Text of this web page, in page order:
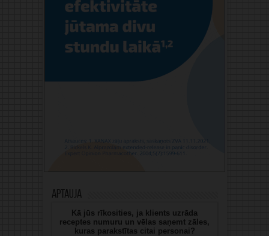
Aptauja
Kā jūs rīkosities, ja klients uzrāda
receptes numuru un vēlas saņemt zāles,
kuras parakstītas citai personai?